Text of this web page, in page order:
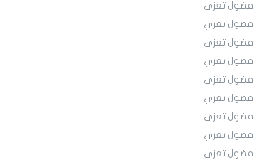
فضول تعزي
فضول تعزي
فضول تعزي
فضول تعزي
فضول تعزي
فضول تعزي
فضول تعزي
فضول تعزي
فضول تعزي